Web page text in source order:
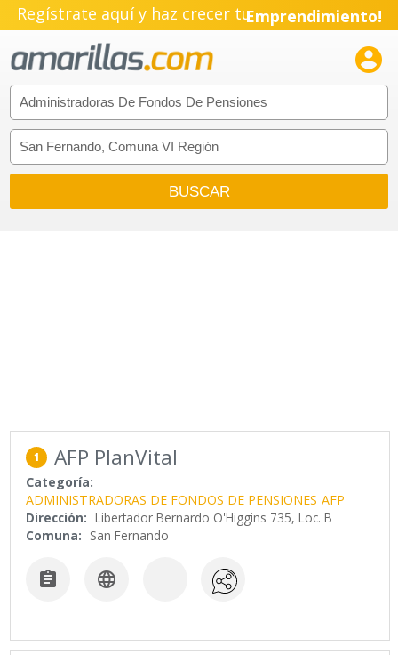
Regístrate aquí y haz crecer tuEmprendimiento!

1 AFP PlanVital
Categoría:
ADMINISTRADORAS DE FONDOS DE PENSIONES AFP
Dirección: Libertador Bernardo O'Higgins 735, Loc. B
Comuna: San Fernando
 